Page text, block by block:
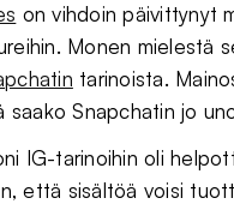
on vihdoin päivittynyt
Monen mielestä
tarinoista.
saako Snapchatin jo
IG-tarinoihin oli
että sisältöä voisi